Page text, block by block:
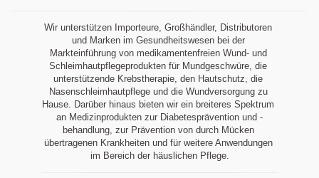
Wir unterstützen Importeure, Großhändler, Distributoren
und Marken im Gesundheitswesen bei der
Markteinführung von medikamentenfreien Wund- und
Schleimhautpflegeprodukten für Mundgeschwüre, die
unterstützende Krebstherapie, den Hautschutz, die
Nasenschleimhautpflege und die Wundversorgung zu
Hause. Darüber hinaus bieten wir ein breiteres Spektrum
an Medizinprodukten zur Diabetesprävention und -
behandlung, zur Prävention von durch Mücken
übertragenen Krankheiten und für weitere Anwendungen
im Bereich der häuslichen Pflege.